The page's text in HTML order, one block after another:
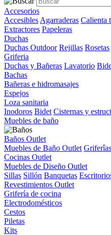
Accesorios
Accesibles Agarraderas Calienta
Extractores Papeleras
Duchas
Duchas Outdoor Rejillas Rosetas
Griferia
Duchas y Bañeras Lavatorio
Bachas
Bañeras e hidromasajes
Espejos
Loza sanitaria
Inodoros Bidet Cisternas y
Muebles de baño
Baños Outlet
Muebles de Baño Outlet
Cocinas Outlet
Muebles de Diseño Outlet
Sillas Sillón Banquetas
Revestimientos Outlet
Grifería de cocina
Electrodomésticos
Cestos
Piletas
Kits